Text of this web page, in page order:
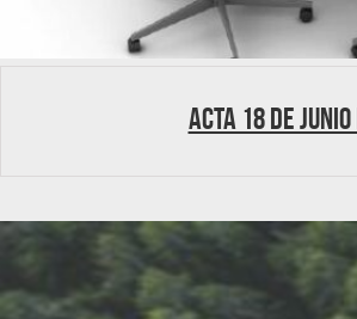
Acta 18 de junio